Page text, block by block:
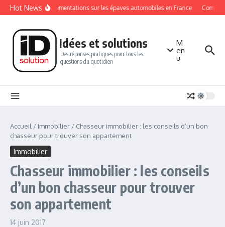
Aller au contenu
Hot NewsLes réglementations sur les épaves automobiles en France
Idées et solutions
Des réponses pratiques pour tous les
questions du quotidien
M
en
u
Accueil / Immobilier / Chasseur immobilier : les conseils d’un bon
chasseur pour trouver son appartement
Immobilier
Chasseur immobilier : les conseils
d’un bon chasseur pour trouver
son appartement
14 juin 2017